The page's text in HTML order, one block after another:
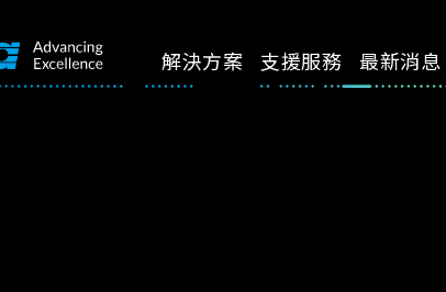
解決方案 支援服務 最新消息